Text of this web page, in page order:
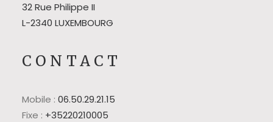
32 Rue Philippe II
L-2340 LUXEMBOURG
CONTACT
Mobile : 06.50.29.21.15
Fixe : +35220210005